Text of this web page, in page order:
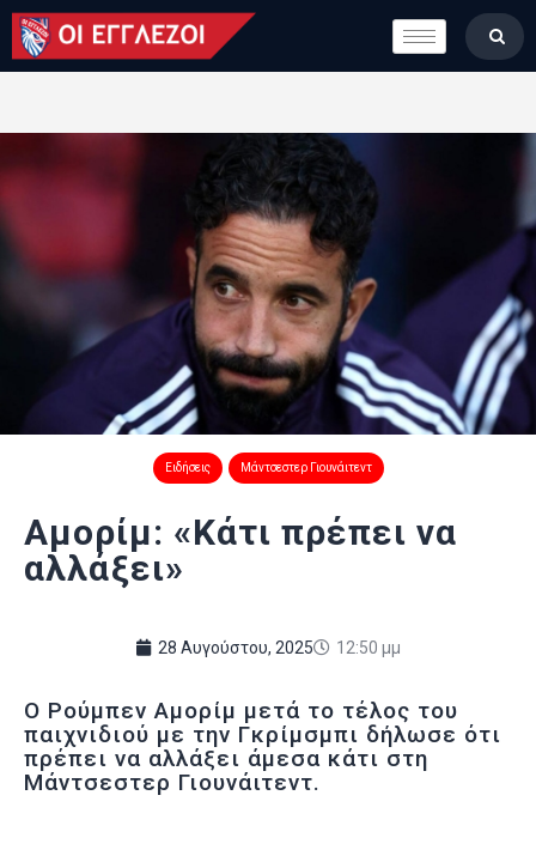
LONDON CALLING
ΚΑΤΗΓΟΡΙΕΣ
ΒΑΘΜΟΛΟΓΙΕΣ
ΟΜΑΔΕΣ
ΠΟΙΟΙ ΕΙΜΑΣΤΕ
Ειδήσεις Μάντσεστερ Γιουνάιτεντ
Αμορίμ: «Κάτι πρέπει να
αλλάξει»
28 Αυγούστου, 2025 12:50 μμ
Ο Ρούμπεν Αμορίμ μετά το τέλος του
παιχνιδιού με την Γκρίμσμπι δήλωσε ότι
πρέπει να αλλάξει άμεσα κάτι στη
Μάντσεστερ Γιουνάιτεντ.